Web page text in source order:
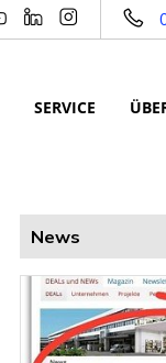
SERVICE
News